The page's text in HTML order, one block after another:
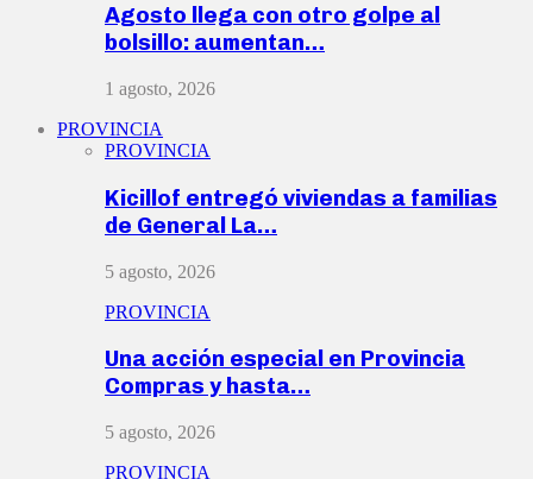
Agosto llega con otro golpe al
bolsillo: aumentan…
1 agosto, 2026
PROVINCIA
PROVINCIA
Kicillof entregó viviendas a familias
de General La…
5 agosto, 2026
PROVINCIA
Una acción especial en Provincia
Compras y hasta…
5 agosto, 2026
PROVINCIA